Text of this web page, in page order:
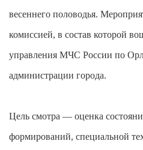
весеннего половодья.
комиссией, в состав которой
управления МЧС России по
администрации города.
Цель смотра — оценка
формирований, специальной